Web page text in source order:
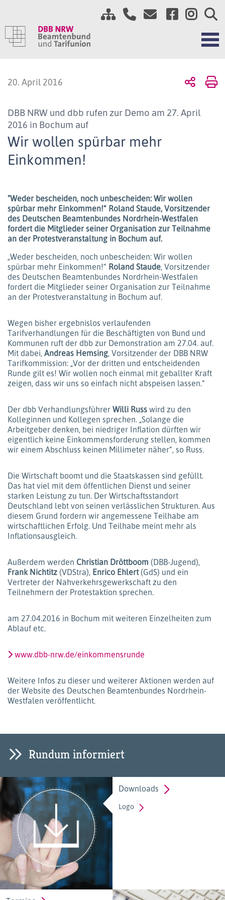
DBB NRW und dbb rufen zur Demo am 27. April
2016 in Bochum auf
Wir wollen spürbar mehr
Einkommen!
20. April 2016
"Weder bescheiden, noch unbescheiden: Wir wollen
spürbar mehr Einkommen!“ Roland Staude, Vorsitzender
des Deutschen Beamtenbundes Nordrhein-Westfalen
fordert die Mitglieder seiner Organisation zur Teilnahme
an der Protestveranstaltung in Bochum auf.
„Weder bescheiden, noch unbescheiden: Wir wollen
spürbar mehr Einkommen!“ Roland Staude, Vorsitzender
des Deutschen Beamtenbundes Nordrhein-Westfalen
fordert die Mitglieder seiner Organisation zur Teilnahme
an der Protestveranstaltung in Bochum auf.
Wegen bisher ergebnislos verlaufenden
Tarifverhandlungen für die Beschäftigten von Bund und
Kommunen ruft der dbb zur Demonstration am 27.04. auf.
Mit dabei, Andreas Hemsing, Vorsitzender der DBB NRW
Tarifkommission: „Vor der dritten und entscheidenden
Runde gilt es! Wir wollen noch einmal mit geballter Kraft
zeigen, dass wir uns so einfach nicht abspeisen lassen.“
Der dbb Verhandlungsführer Willi Russ wird zu den
Kolleginnen und Kollegen sprechen. „Solange die
Arbeitgeber denken, bei niedriger Inflation dürften wir
eigentlich keine Einkommensforderung stellen, kommen
wir einem Abschluss keinen Millimeter näher“, so Russ.
Die Wirtschaft boomt und die Staatskassen sind gefüllt.
Das hat viel mit dem öffentlichen Dienst und seiner
starken Leistung zu tun. Der Wirtschaftsstandort
Deutschland lebt von seinen verlässlichen Strukturen. Aus
diesem Grund fordern wir angemessene Teilhabe am
wirtschaftlichen Erfolg. Und Teilhabe meint mehr als
Inflationsausgleich.
Außerdem werden Christian Dröttboom (DBB-Jugend),
Frank Nichtitz (VDStra), Enrico Ehlert(GdS) und ein
Vertreter der Nahverkehrsgewerkschaft zu den
Teilnehmern der Protestaktion sprechen.
am 27.04.2016 in Bochum mit weiteren Einzelheiten zum
Ablauf etc.
www.dbb-nrw.de/einkommensrunde
Weitere Infos zu dieser und weiterer Aktionen werden auf
der Website des Deutschen Beamtenbundes Nordrhein-
Westfalen veröffentlicht.
Rundum informiert
Downloads
Logo